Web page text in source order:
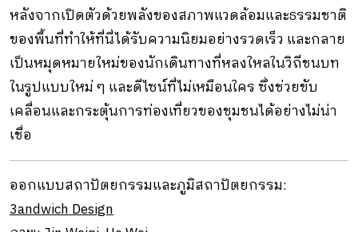
หลังจากเปิดตัวด้วยพลังของสภาพแวดล้อมและธรรมชาติ
ของพื้นที่ทำให้ที่นี่ได้รับความนิยมอย่างรวดเร็ว และกลาย
เป็นหมุดหมายใหม่ของนักเดินทางที่หลงใหลในวิถีชนบท
ในรูปแบบใหม่ ๆ และดีไซน์ที่ไม่เหมือนใคร ซึ่งช่วยขับ
เคลื่อนและกระตุ้นการท่องเที่ยวของชุมชนได้อย่างไม่น่า
เชื่อ
ออกแบบสถาปัตยกรรมและภูมิสถาปัตยกรรม:
3andwich Design